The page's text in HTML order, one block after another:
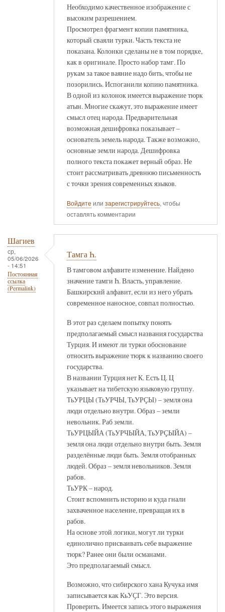
Необходимо качественное изображение с
высоким разрешением.
Просмотрел фрагмент копии памятника,
который сваяли турки. Часть текста не
показана. Колонки сделаны не в том порядке,
как в оригинале. Просто набор тамг. По
рукам за такое ваяние надо бить, чтобы не
позорились. Испоганили копию памятника.
В одной из колонок имеется выражение тюрк
атын. Многие скажут, это выражение имеет
смысл отец народа. Предварительная
возможная дешифровка показывает –
основатель земель народа. Также возможно,
основные земли народа. Дешифровка
полного текста покажет верный образ. Не
стоит рассматривать древнюю письменность
с точки зрения современных языков.
Войдите или зарегистрируйтесь, чтобы
оставлять комментарии
Шагиев
ср,
05/06/2026
- 14:51
Постоянная
ссылка
(Permalink)
Тамга Һ.
В тамговом алфавите изменение. Найдено
значение тамги Һ. Власть, управление.
Башкирский алфавит, если из него убрать
современное наносное, совпал полностью.
В этот раз сделаем попытку понять
предполагаемый смысл названия государства
Турция. И имеют ли турки обоснование
относить выражение тюрк к названию своего
государства.
В названии Турция нет К. Есть Ц. Ц
указывает на тибетскую языковую группу.
ТьУРЦЫ (ТьУРЧЫ, ТьУРҪЫ) – земля она
люди отдельно внутри. Образ – земли
невольник. Раб земли.
ТьУРЦЫЙА (ТьУРЧЫЙА, ТьУРҪЫЙА) –
земля она люди отдельно внутри быть. Земля
разделённые люди быть. Земля отобранных
людей. Образ – земля невольников. Земля
рабов.
ТьУРК – народ.
Стоит вспомнить историю и куда гнали
захваченное население, превращая их в
рабов.
На основе этой логики, могут ли турки
единолично присваивать себе выражение
тюрк? Ранее они были османами.
Это предполагаемый смысл.
Возможно, что сибирского хана Кучука имя
записывается как КьУҪГ. Это версия.
Проверить. Имеется запись этого выражения